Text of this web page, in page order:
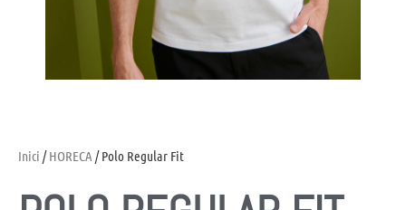
Inici /HORECA / Polo Regular Fit